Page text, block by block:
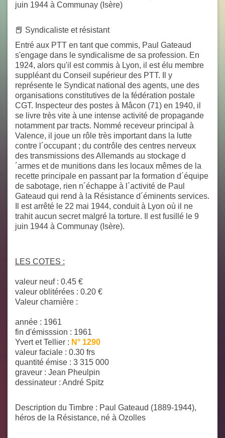
juin 1944 à Communay (Isère)
📕 Syndicaliste et résistant
Entré aux PTT en tant que commis, Paul Gateaud
s'engage dans le syndicalisme de sa profession. En
1924, alors qu'il est commis à Lyon, il est élu membre
suppléant du Conseil supérieur des PTT. Il y
représente le Syndicat national des agents, une des
organisations constitutives de la fédération postale
CGT. Inspecteur des postes à Mâcon (71) en 1940, il
se livre très vite à une intense activité de propagande
notamment par tracts. Nommé receveur principal à
Valence, il joue un rôle très important dans la lutte
contre l´occupant ; du contrôle des centres nerveux
des transmissions des Allemands au stockage d
´armes et de munitions dans les locaux mêmes de la
recette principale en passant par la formation d´équipe
de sabotage, rien n´échappe à l´activité de Paul
Gateaud qui rend à la Résistance d´éminents services.
Il est arrêté le 22 mai 1944, conduit à Lyon où il ne
trahit aucun secret malgré la torture. Il est fusillé le 9
juin 1944 à Communay (Isère).
LES COTES :
valeur neuf : 0.45 €
valeur oblitérées : 0.20 €
Valeur charnière :
année : 1961
fin d'émisssion : 1961
Yvert et Tellier : N° 1290
valeur faciale : 0.30 frs
quantité émise : 3 315 000
graveur : Jean Pheulpin
dessinateur : André Spitz
Description du Timbre : Paul Gateaud (1889-1944),
héros de la Résistance, né à Ozolles